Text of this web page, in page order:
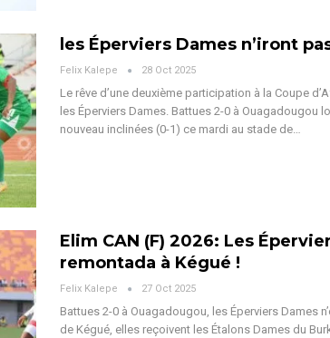
les Éperviers Dames n’iront
Felix Kalepe 28 Oct 2025
Le rêve d’une deuxième participation à la Coupe
les Éperviers Dames. Battues 2-0 à Ouagadougou
nouveau inclinées (0-1) ce mardi au stade de…
Elim CAN (F) 2026: Les
remontada à Kégué !
Felix Kalepe 27 Oct 2025
Battues 2-0 à Ouagadougou, les Éperviers Dames
de Kégué, elles reçoivent les Étalons Dames du